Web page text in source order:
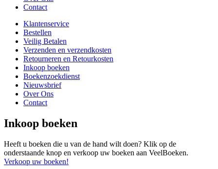
Contact
Klantenservice
Bestellen
Veilig Betalen
Verzenden en verzendkosten
Retourneren en Retourkosten
Inkoop boeken
Boekenzoekdienst
Nieuwsbrief
Over Ons
Contact
Inkoop boeken
Heeft u boeken die u van de hand wilt doen? Klik op de
onderstaande knop en verkoop uw boeken aan VeelBoeken.
Verkoop uw boeken!